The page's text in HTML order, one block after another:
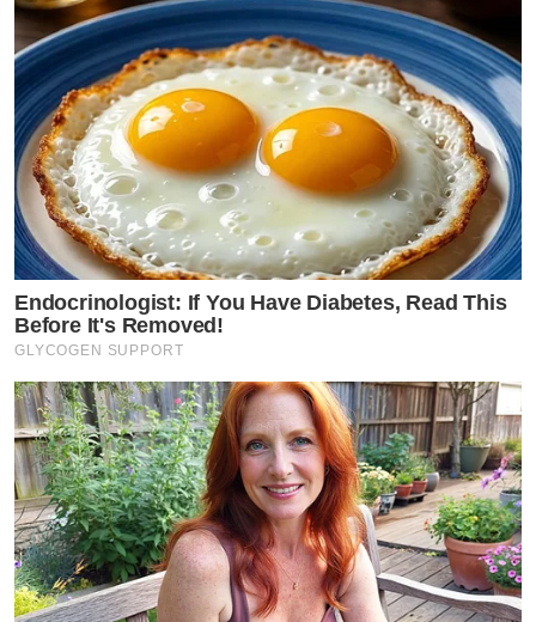
Endocrinologist: If You Have Diabetes, Read This
Before It's Removed!
GLYCOGEN SUPPORT